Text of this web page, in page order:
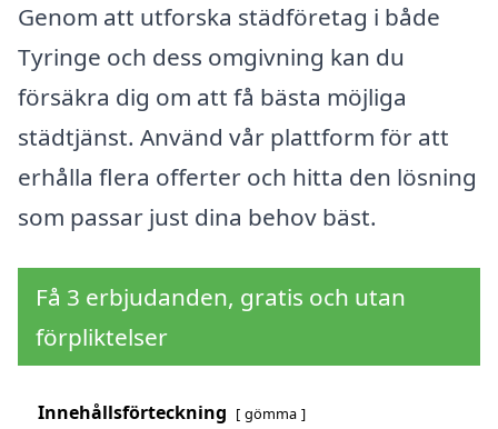
Genom att utforska städföretag i både
Tyringe och dess omgivning kan du
försäkra dig om att få bästa möjliga
städtjänst. Använd vår plattform för att
erhålla flera offerter och hitta den lösning
som passar just dina behov bäst.
Få 3 erbjudanden, gratis och utan
förpliktelser
Innehållsförteckning gömma